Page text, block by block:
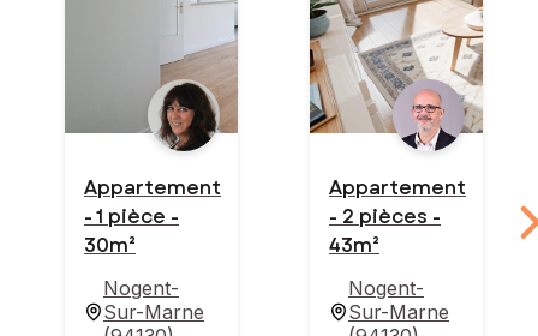
Appartement
- 1 pièce -
30m²
Nogent-
Sur-Marne
Appartement
- 2 pièces -
43m²
Nogent-
Sur-Marne